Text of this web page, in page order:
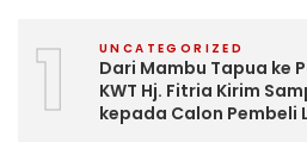
1 UNCATEGORIZED
Dari Mambu Tapua ke
KWT Hj. Fitria Kirim
kepada Calon Pembeli